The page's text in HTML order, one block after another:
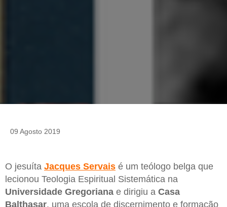
09 Agosto 2019
O jesuíta Jacques Servais é um teólogo belga que
lecionou Teologia Espiritual Sistemática na
Universidade Gregoriana e dirigiu a Casa
Balthasar, uma escola de discernimento e formação